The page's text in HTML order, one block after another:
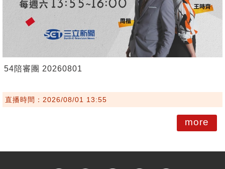
54陪審團 20260801
直播時間：2026/08/01 13:55
more